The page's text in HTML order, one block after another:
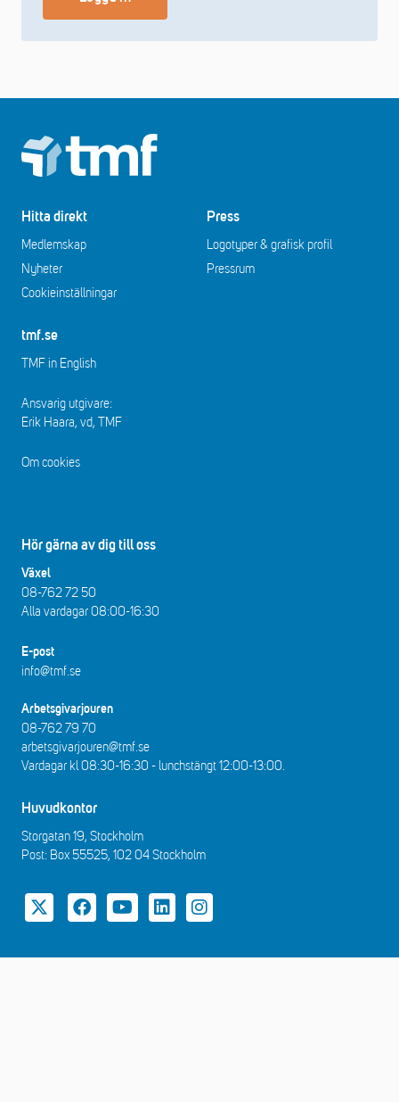
Footer
Hitta direkt
Medlemskap
Nyheter
Cookieinställningar
Press
Logotyper & grafisk profil
Pressrum
tmf.se
TMF in English
Ansvarig utgivare:
Erik Haara, vd, TMF
Om cookies
Hör gärna av dig till oss
Växel
08-762 72 50
Alla vardagar 08:00-16:30​​
E-post
info@tmf.se
Arbetsgivarjouren
08-762 79 70
arbetsgivarjouren@tmf.se
Vardagar kl 08:30-16:30 - lunchstängt 12:00-13:00​.
Huvudkontor
Storgatan 19, Stockholm
Post: Box 55525, 102 04 Stockholm
TwitterFacebook
YouTubeLinkedInInstagram